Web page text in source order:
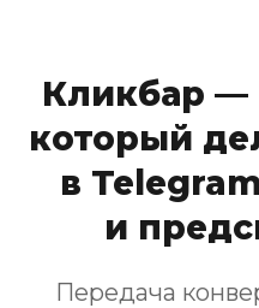
Кликбар —
который
в
и
Передача